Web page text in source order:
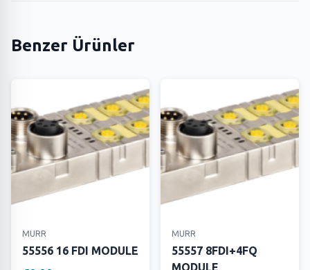
Benzer Ürünler
MURR
55556 16 FDI MODULE
MURR
55557 8FDI+4FQ
MODULE